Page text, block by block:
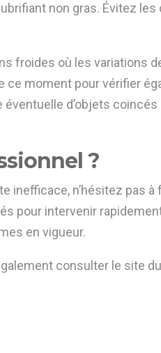
non gras. Évitez les
froides où les variations
moment pour vérifier
d’objets coincés
?
inefficace, n’hésitez pas à
pour intervenir
en vigueur.
consulter le site du